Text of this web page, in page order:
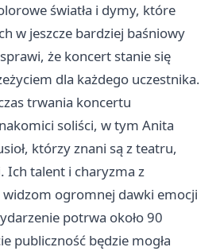
światła i dymy, które
w jeszcze bardziej baśniowy
że koncert stanie się
dla każdego uczestnika.
trwania koncertu
soliści, w tym Anita
którzy znani są z teatru,
Ich talent i charyzma z
widzom ogromnej dawki emocji
potrwa około 90
publiczność będzie mogła